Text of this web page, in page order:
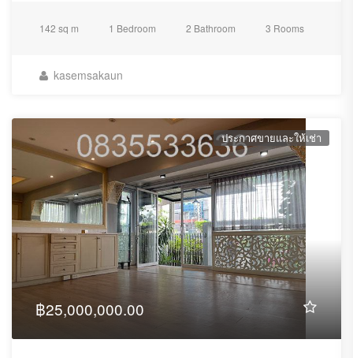
142 sq m 1 Bedroom 2 Bathroom 3 Rooms
kasemsakaun
ประกาศขายและให้เช่า
฿25,000,000.00